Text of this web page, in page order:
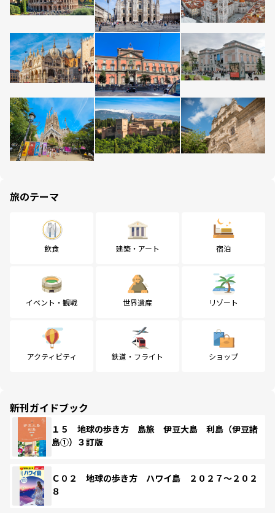
旅のテーマ
飲食 建築・アート 宿泊
イベント・観戦 世界遺産 リゾート
アクティビティ 鉄道・フライト ショップ
新刊ガイドブック
１５ 地球の歩き方 島旅 伊豆大島 利島（伊豆諸
島①）３訂版
Ｃ０２ 地球の歩き方 ハワイ島 ２０２７～２０２
８